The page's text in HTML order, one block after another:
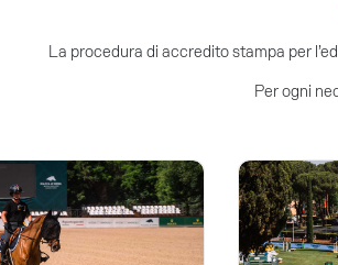
La procedura di accredito stampa per
Per ogni